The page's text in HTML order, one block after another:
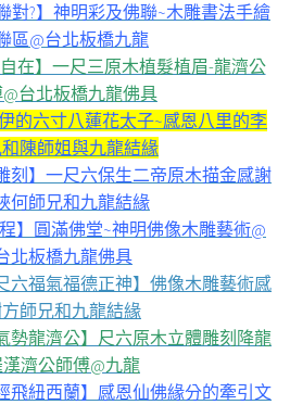
對?】神明彩及佛聯~木雕書法手繪
區@台北板橋九龍
在】一尺三原木植髮植眉-龍濟公
台北板橋九龍佛具
的六寸八蓮花太子~感恩八里的李
陳師姐與九龍結緣
刻】一尺六保生二帝原木描金感謝
何師兄和九龍結緣
】圓滿佛堂~神明佛像木雕藝術@
北板橋九龍佛具
六福氣福德正神】佛像木雕藝術感
師兄和九龍結緣
勢龍濟公】尺六原木立體雕刻降龍
漢濟公師傅@九龍
飛紐西蘭】感恩仙佛緣分的牽引文